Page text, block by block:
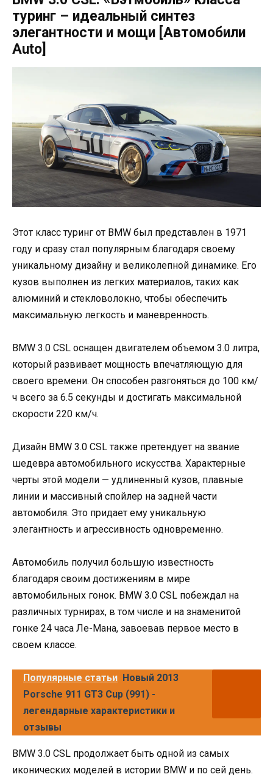
туринг – идеальный синтез
элегантности и мощи [Автомобили
Auto]
Этот класс туринг от BMW был представлен в 1971
году и сразу стал популярным благодаря своему
уникальному дизайну и великолепной динамике. Его
кузов выполнен из легких материалов, таких как
алюминий и стекловолокно, чтобы обеспечить
максимальную легкость и маневренность.
BMW 3.0 CSL оснащен двигателем объемом 3.0 литра,
который развивает мощность впечатляющую для
своего времени. Он способен разгоняться до 100 км/
ч всего за 6.5 секунды и достигать максимальной
скорости 220 км/ч.
Дизайн BMW 3.0 CSL также претендует на звание
шедевра автомобильного искусства. Характерные
черты этой модели — удлиненный кузов, плавные
линии и массивный спойлер на задней части
автомобиля. Это придает ему уникальную
элегантность и агрессивность одновременно.
Автомобиль получил большую известность
благодаря своим достижениям в мире
автомобильных гонок. BMW 3.0 CSL побеждал на
различных турнирах, в том числе и на знаменитой
гонке 24 часа Ле-Мана, завоевав первое место в
своем классе.
Популярные статьи Новый 2013
Porsche 911 GT3 Cup (991) -
легендарные характеристики и
отзывы
BMW 3.0 CSL продолжает быть одной из самых
иконических моделей в истории BMW и по сей день.